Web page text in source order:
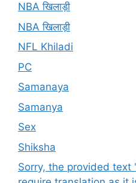
NBA खिलाड़ी
NBA खिलाड़ी
NFL Khiladi
PC
Samanaya
Samanya
Sex
Shiksha
Sorry, the provided text